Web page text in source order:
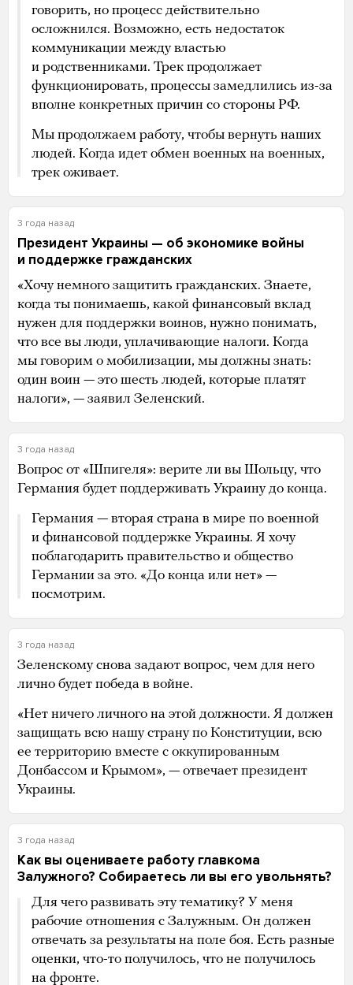
говорить, но процесс действительно
осложнился. Возможно, есть недостаток
коммуникации между властью
и родственниками. Трек продолжает
функционировать, процессы замедлились из-за
вполне конкретных причин со стороны РФ.
Мы продолжаем работу, чтобы вернуть наших
людей. Когда идет обмен военных на военных,
трек оживает.
3 года назад
Президент Украины — об экономике войны
и поддержке гражданских
«Хочу немного защитить гражданских. Знаете,
когда ты понимаешь, какой финансовый вклад
нужен для поддержки воинов, нужно понимать,
что все вы люди, уплачивающие налоги. Когда
мы говорим о мобилизации, мы должны знать:
один воин — это шесть людей, которые платят
налоги», — заявил Зеленский.
3 года назад
Вопрос от «Шпигеля»: верите ли вы Шольцу, что
Германия будет поддерживать Украину до конца.
Германия — вторая страна в мире по военной
и финансовой поддержке Украины. Я хочу
поблагодарить правительство и общество
Германии за это. «До конца или нет» —
посмотрим.
3 года назад
Зеленскому снова задают вопрос, чем для него
лично будет победа в войне.
«Нет ничего личного на этой должности. Я должен
защищать всю нашу страну по Конституции, всю
ее территорию вместе с оккупированным
Донбассом и Крымом», — отвечает президент
Украины.
3 года назад
Как вы оцениваете работу главкома
Залужного? Собираетесь ли вы его увольнять?
Для чего развивать эту тематику? У меня
рабочие отношения с Залужным. Он должен
отвечать за результаты на поле боя. Есть разные
оценки, что-то получилось, что не получилось
на фронте.